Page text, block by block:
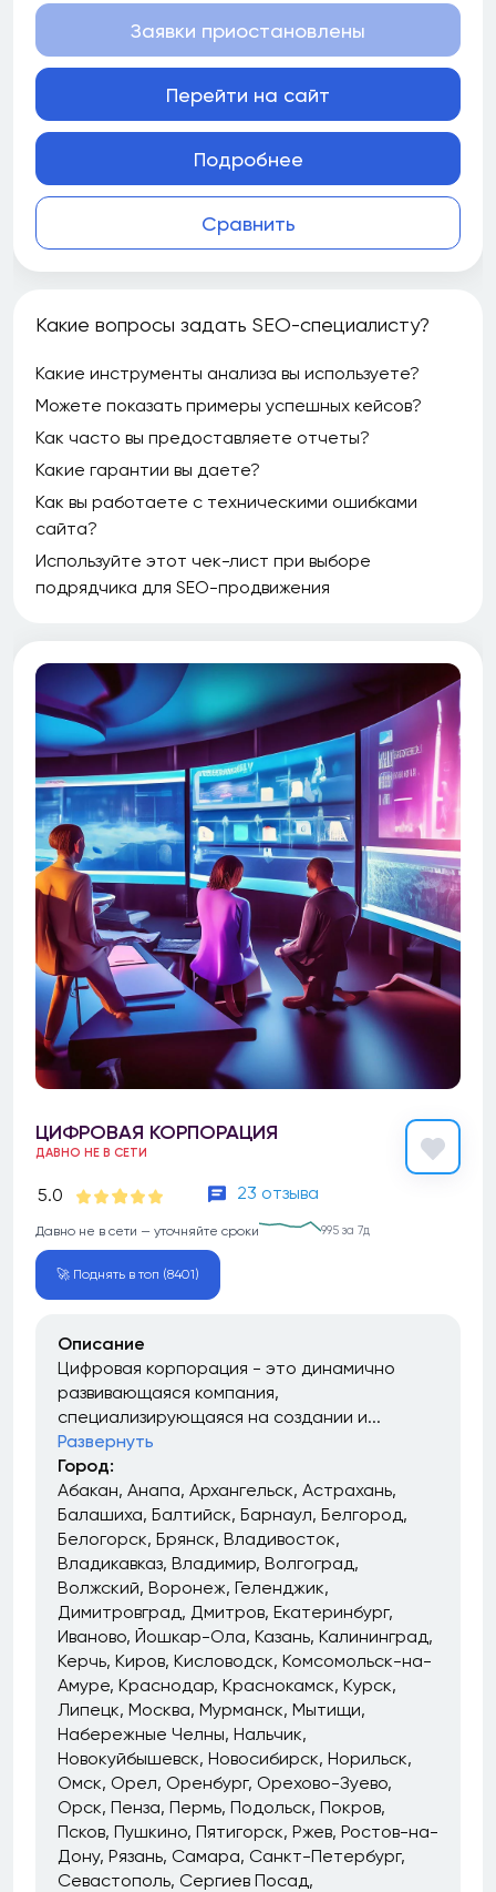
Сравнить
Заявки приостановлены
Перейти на сайт
Подробнее
Какие вопросы задать SEO-специалисту?
Какие инструменты анализа вы используете?
Можете показать примеры успешных кейсов?
Как часто вы предоставляете отчеты?
Какие гарантии вы даете?
Как вы работаете с техническими ошибками
сайта?
Используйте этот чек-лист при выборе
подрядчика для SEO-продвижения
ЦИФРОВАЯ КОРПОРАЦИЯ
ДАВНО НЕ В СЕТИ
5.0 23 отзыва
Давно не в сети — уточняйте сроки 995 за 7д
🚀 Поднять в топ (8401)
Описание
Цифровая корпорация - это динамично
развивающаяся компания,
специализирующаяся на создании и...
Развернуть
Город:
Абакан Анапа Архангельск Астрахань
Балашиха Балтийск Барнаул Белгород
Белогорск Брянск Владивосток
Владикавказ Владимир Волгоград
Волжский Воронеж Геленджик
Димитровград Дмитров Екатеринбург
Иваново Йошкар-Ола Казань Калининград
Керчь Киров Кисловодск Комсомольск-на-
Амуре Краснодар Краснокамск Курск
Липецк Москва Мурманск Мытищи
Набережные Челны Нальчик
Новокуйбышевск Новосибирск Норильск
Омск Орел Оренбург Орехово-Зуево
Орск Пенза Пермь Подольск Покров
Псков Пушкино Пятигорск Ржев Ростов-на-
Дону Рязань Самара Санкт-Петербург
Севастополь Сергиев Посад